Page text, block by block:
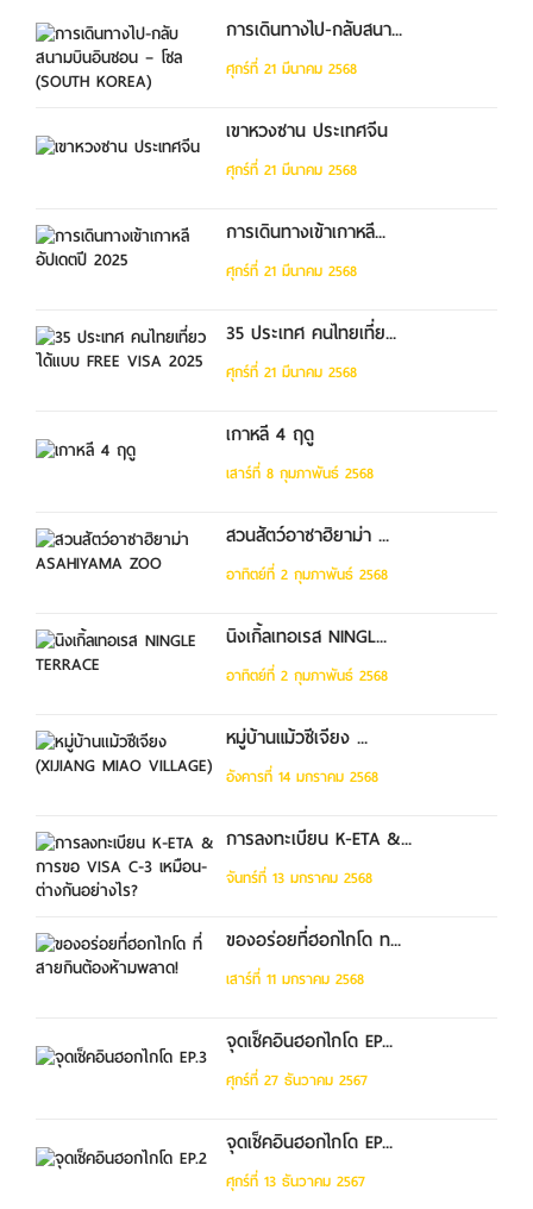
การเดินทางไป-กลับสนา...
ศุกร์ที่ 21 มีนาคม 2568
เขาหวงซาน ประเทศจีน
ศุกร์ที่ 21 มีนาคม 2568
การเดินทางเข้าเกาหลี...
ศุกร์ที่ 21 มีนาคม 2568
35 ประเทศ คนไทยเที่ย...
ศุกร์ที่ 21 มีนาคม 2568
เกาหลี 4 ฤดู
เสาร์ที่ 8 กุมภาพันธ์ 2568
สวนสัตว์อาซาฮิยาม่า ...
อาทิตย์ที่ 2 กุมภาพันธ์ 2568
นิงเกิ้ลเทอเรส NINGL...
อาทิตย์ที่ 2 กุมภาพันธ์ 2568
หมู่บ้านแม้วซีเจียง ...
อังคารที่ 14 มกราคม 2568
การลงทะเบียน K-ETA &...
จันทร์ที่ 13 มกราคม 2568
ของอร่อยที่ฮอกไกโด ท...
เสาร์ที่ 11 มกราคม 2568
จุดเช็คอินฮอกไกโด EP...
ศุกร์ที่ 27 ธันวาคม 2567
จุดเช็คอินฮอกไกโด EP...
ศุกร์ที่ 13 ธันวาคม 2567